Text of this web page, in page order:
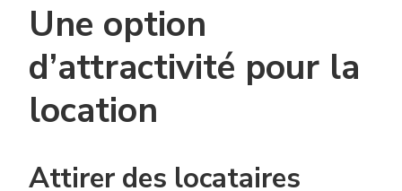
Une option
d’attractivité pour la
location
Attirer des locataires